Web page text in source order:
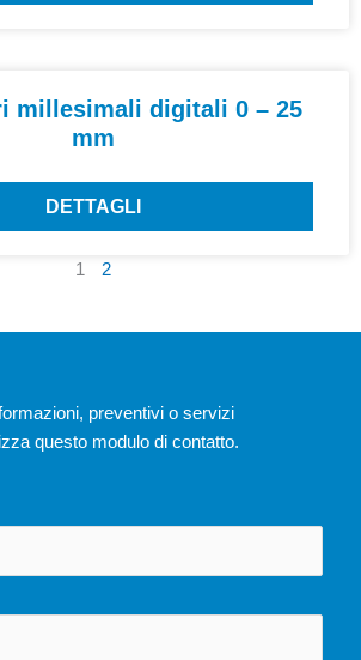
millesimali digitali 0 – 25
mm
DETTAGLI
1 2
preventivi o servizi
questo modulo di contatto.